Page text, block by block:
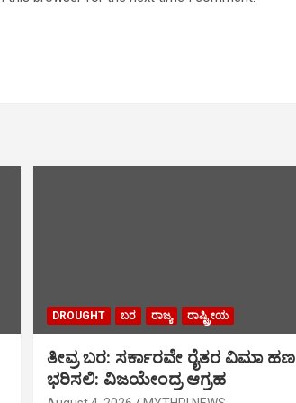
DROUGHT ಬರ ರಾಜ್ಯ ರಾಷ್ಟ್ರೀಯ
ತೀವ್ರ ಬರ: ಸರ್ಕಾರವೇ ರೈತರ ವಿಮಾ ಹಣ
ಭರಿಸಲಿ: ವಿಜಯೇಂದ್ರ ಆಗ್ರಹ